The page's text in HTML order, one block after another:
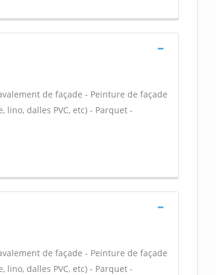
de façade - Peinture de façade
dalles PVC, etc) - Parquet -
de façade - Peinture de façade
dalles PVC, etc) - Parquet -